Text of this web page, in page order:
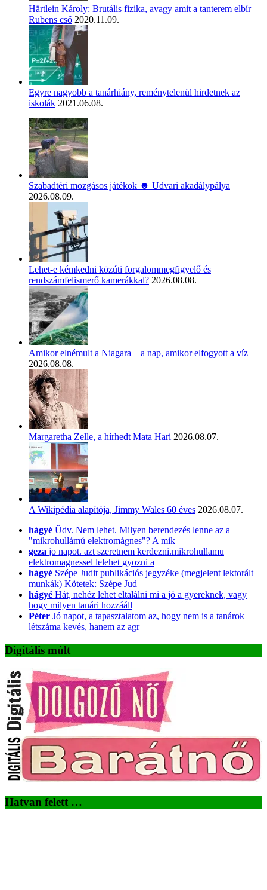
Härtlein Károly: Brutális fizika, avagy amit a tanterem elbír –
Rubens cső 2020.11.09.
Egyre nagyobb a tanárhiány, reménytelenül hirdetnek az
iskolák 2021.06.08.
Szabadtéri mozgásos játékok ☻ Udvari akadálypálya
2026.08.09.
Lehet-e kémkedni közúti forgalommegfigyelő és
rendszámfelismerő kamerákkal? 2026.08.08.
Amikor elnémult a Niagara – a nap, amikor elfogyott a víz
2026.08.08.
Margaretha Zelle, a hírhedt Mata Hari 2026.08.07.
A Wikipédia alapítója, Jimmy Wales 60 éves 2026.08.07.
hágyé Üdv. Nem lehet. Milyen berendezés lenne az a
"mikrohullámú elektromágnes"? A mik
geza jo napot. azt szeretnem kerdezni.mikrohullamu
elektromagnessel lelehet gyozni a
hágyé Szépe Judit publikációs jegyzéke (megjelent lektorált
munkák) Kötetek: Szépe Jud
hágyé Hát, nehéz lehet eltalálni mi a jó a gyereknek, vagy
hogy milyen tanári hozzááll
Péter Jó napot, a tapasztalatom az, hogy nem is a tanárok
létszáma kevés, hanem az agr
Digitális múlt
Hatvan felett …